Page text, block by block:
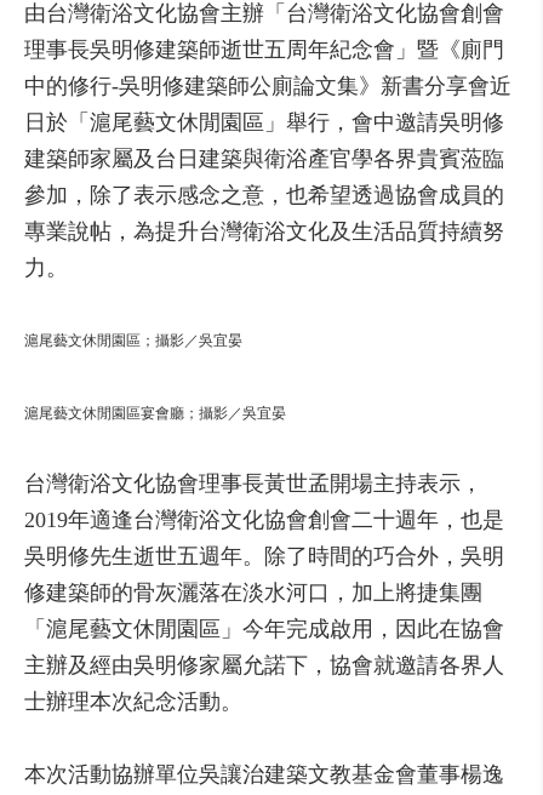
由台灣衛浴文化協會主辦「台灣衛浴文化協會創會
理事長吳明修建築師逝世五周年紀念會」暨《廁門
中的修行-吳明修建築師公廁論文集》新書分享會近
日於「滬尾藝文休閒園區」舉行，會中邀請吳明修
建築師家屬及台日建築與衛浴產官學各界貴賓蒞臨
參加，除了表示感念之意，也希望透過協會成員的
專業說帖，為提升台灣衛浴文化及生活品質持續努
力。
滬尾藝文休閒園區；攝影／吳宜晏
滬尾藝文休閒園區宴會廳；攝影／吳宜晏
台灣衛浴文化協會理事長黃世孟開場主持表示，
2019年適逢台灣衛浴文化協會創會二十週年，也是
吳明修先生逝世五週年。除了時間的巧合外，吳明
修建築師的骨灰灑落在淡水河口，加上將捷集團
「滬尾藝文休閒園區」今年完成啟用，因此在協會
主辦及經由吳明修家屬允諾下，協會就邀請各界人
士辦理本次紀念活動。
本次活動協辦單位吳讓治建築文教基金會董事楊逸